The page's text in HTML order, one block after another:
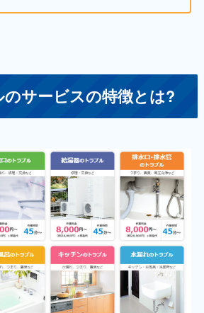
サービスの特徴とは?